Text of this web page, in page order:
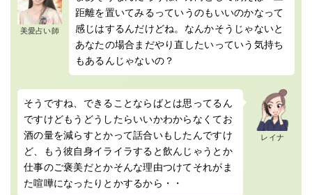
美愛占い師
距離を置いてみるっていうのもいいのかなって
感じはするんだけどね。なんかそうじゃないと
あなたの場合まだやり直したいっていう気持ち
もあるんじゃないの？
レイナ
そうですね、できることならばとは思ってるん
ですけどもうどうしたらいいかわからなくてお
酒の量を減らすとかって話合いもしたんですけ
ど、もう彼自身イライラすると飲んじゃうとか
仕事のご褒美だとかそんな理由つけてそれがま
た喧嘩になったりとかするから・・